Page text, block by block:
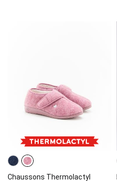
Chaussons Thermolactyl